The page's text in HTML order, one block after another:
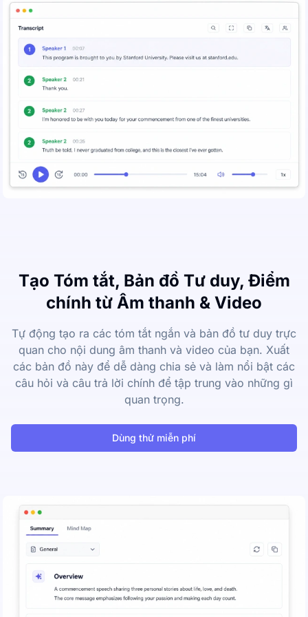
Tạo Tóm tắt, Bản đồ Tư duy, Điểm
chính từ Âm thanh & Video
Tự động tạo ra các tóm tắt ngắn và bản đồ tư duy trực
quan cho nội dung âm thanh và video của bạn. Xuất
các bản đồ này để dễ dàng chia sẻ và làm nổi bật các
câu hỏi và câu trả lời chính để tập trung vào những gì
quan trọng.
Dùng thử miễn phí